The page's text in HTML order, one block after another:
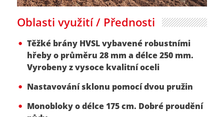
Oblasti využití / Přednosti
Těžké brány HVSL vybavené robustními
hřeby o průměru 28 mm a délce 250 mm.
Vyrobeny z vysoce kvalitní oceli
Nastavování sklonu pomocí dvou pružin
Monobloky o délce 175 cm. Dobré proudění